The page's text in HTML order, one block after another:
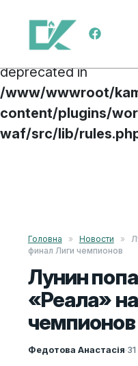
Deprecated
:
parameter #3
deprecated in
/www/wwwroot/
content/plugins/
waf/src/lib/
Меню навигации
Головна » Новости »
финал Лиги чемпионов
Лунин
«Реала»
чемпионов
Федотова Анастасія·